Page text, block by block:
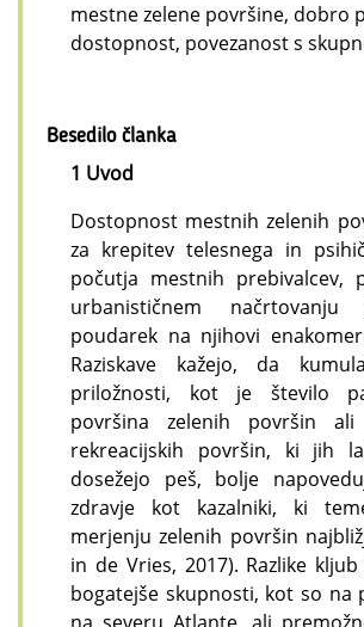
mestne zelene površine, dobro
dostopnost, povezanost s
Besedilo članka
1 Uvod
Dostopnost mestnih zelenih
za krepitev telesnega in
počutja mestnih
urbanističnem
poudarek na njihovi
Raziskave kažejo, da
priložnosti, kot je število
površina zelenih površin ali
rekreacijskih površin, ki jih
dosežejo peš, bolje
zdravje kot kazalniki, ki
merjenju zelenih površin
in de Vries, 2017). Razlike
bogatejše skupnosti, kot so na